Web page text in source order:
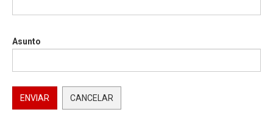
Asunto
ENVIAR CANCELAR